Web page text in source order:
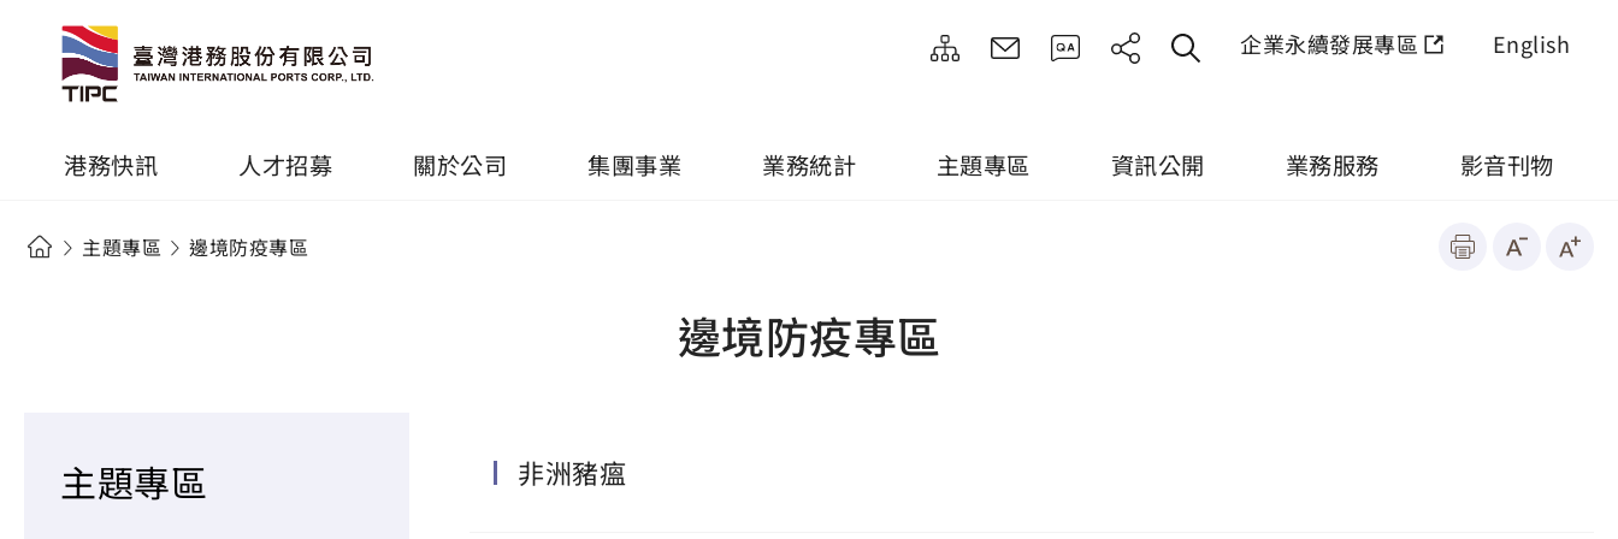
企業永續發展專區 English
港務快訊 人才招募 關於公司 集團事業 業務統計 主題專區 資訊公開 業務服務 影音刊物
主題專區 邊境防疫專區
邊境防疫專區
主題專區 非洲豬瘟